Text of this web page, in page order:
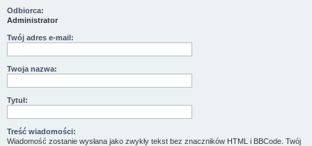
Odbiorca:
Administrator
Twój adres e-mail:
Twoja nazwa:
Tytuł:
Treść wiadomości:
Wiadomość zostanie wysłana jako zwykły tekst bez znaczników HTML i BBCode. Twój